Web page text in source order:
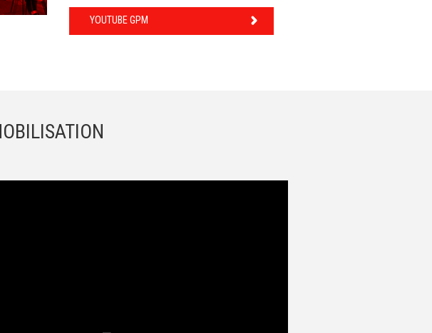
YOUTUBE GPM